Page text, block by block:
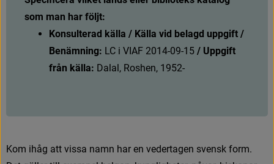
som man har följt:
Konsulterad källa / Källa vid belagd uppgift /
Benämning: LC i VIAF 2014-09-1 5 / Uppgift
från källa: Dalal, Roshen, 1952-
Kom ihåg att vissa namn har en vedertagen svensk form.